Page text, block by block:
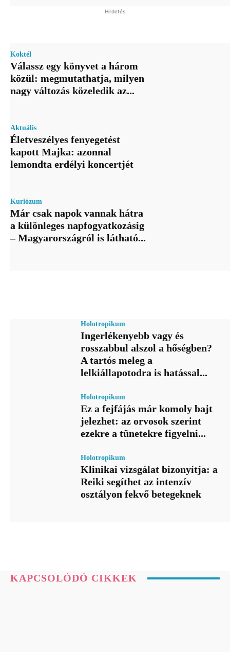
Hirdetés
Koktél
Válassz egy könyvet a három
közül: megmutathatja, milyen
nagy változás közeledik az...
Aktuális
Életveszélyes fenyegetést
kapott Majka: azonnal
lemondta erdélyi koncertjét
Kuriózum
Már csak napok vannak hátra
a különleges napfogyatkozásig
– Magyarországról is látható...
Holotropikum
Ingerlékenyebb vagy és
rosszabbul alszol a hőségben?
A tartós meleg a
lelkiállapotodra is hatással...
Holotropikum
Ez a fejfájás már komoly bajt
jelezhet: az orvosok szerint
ezekre a tünetekre figyelni...
Holotropikum
Klinikai vizsgálat bizonyítja: a
Reiki segíthet az intenzív
osztályon fekvő betegeknek
KAPCSOLÓDÓ CIKKEK